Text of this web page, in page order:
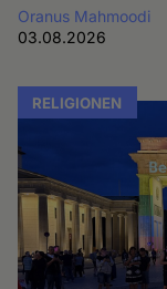
Oranus Mahmoodi
03.08.2026
RELIGIONEN